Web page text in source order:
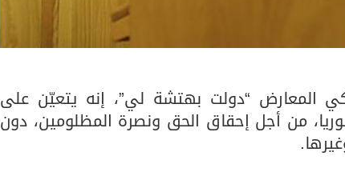
المعارض “دولت بهتشة لي”، إنه يتعيّن على
من أجل إحقاق الحق ونصرة المظلومين، دون